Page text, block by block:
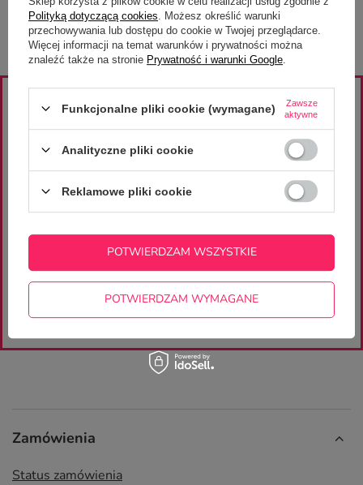
ZAJRZYJ NA NASZE PROFILE
ZAPISZ SIĘ DO
NEWSLETTERA
otrzymaj rabat 10% na pierwsze zakupy
Zamówienia
Status zamówienia
Polityką dotyczącą cookies . Możesz określić warunki
przechowywania lub dostępu do cookie w Twojej przeglądarce.
Więcej informacji na temat warunków i prywatności można
znaleźć także na stronie Prywatność i warunki Google
Funkcjonalne pliki cookie (wymagane)
Zawsze
aktywne
Analityczne pliki cookie
Reklamowe pliki cookie
POTWIERDZAM WYMAGANE
POTWIERDZAM WSZYSTKIE